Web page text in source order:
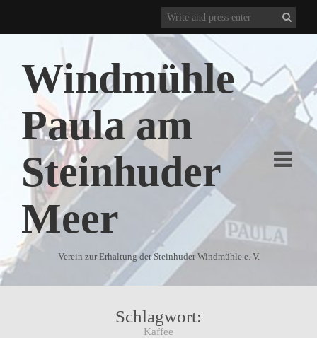
Windmühle
Paula am
Steinhuder
Meer
Verein zur Erhaltung der Steinhuder Windmühle e. V.
Schlagwort:
Kaffee